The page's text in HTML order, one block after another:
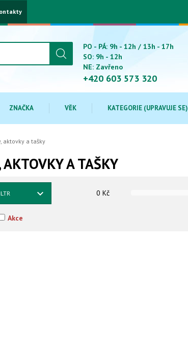
PO - PÁ: 9h - 12h / 13h - 17h
SO: 9h - 12h
NE: Zavřeno
+420 603 573 320
ZNAČKA VĚK KATEGORIE (UPRAVUJE SE)
aktovky a tašky
AKTOVKY A TAŠKY
0 Kč
Akce